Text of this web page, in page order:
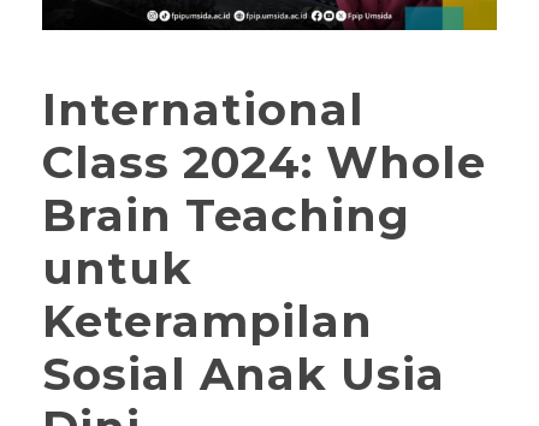
International
Class 2024: Whole
Brain Teaching
untuk
Keterampilan
Sosial Anak Usia